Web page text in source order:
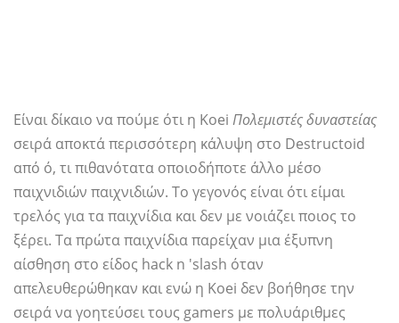
Είναι δίκαιο να πούμε ότι η Koei Πολεμιστές δυναστείας
σειρά αποκτά περισσότερη κάλυψη στο Destructoid
από ό, τι πιθανότατα οποιοδήποτε άλλο μέσο
παιχνιδιών παιχνιδιών. Το γεγονός είναι ότι είμαι
τρελός για τα παιχνίδια και δεν με νοιάζει ποιος το
ξέρει. Τα πρώτα παιχνίδια παρείχαν μια έξυπνη
αίσθηση στο είδος hack n 'slash όταν
απελευθερώθηκαν και ενώ η Koei δεν βοήθησε την
σειρά να γοητεύσει τους gamers με πολυάριθμες